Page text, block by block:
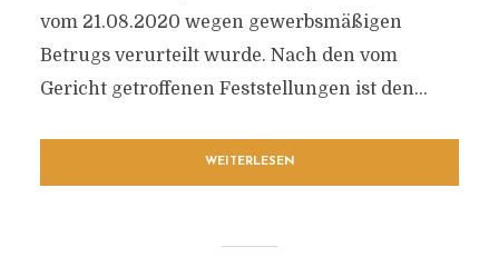
vom 21.08.2020 wegen gewerbsmäßigen
Betrugs verurteilt wurde. Nach den vom
Gericht getroffenen Feststellungen ist den...
WEITERLESEN